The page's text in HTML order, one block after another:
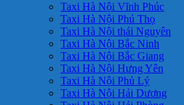
Taxi Hà Nội Vĩnh Phúc
Taxi Hà Nội Phú Thọ
Taxi Hà Nội thái Nguyên
Taxi Hà Nội Bắc Ninh
Taxi Hà Nội Bắc Giang
Taxi Hà Nội Hưng Yên
Taxi Hà Nội Phủ Lý
Taxi Hà Nội Hải Dương